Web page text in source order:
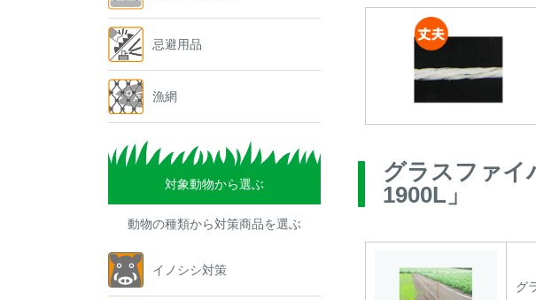
忌避用品
漁網
対象動物から選ぶ
動物の種類から対策商品を選ぶ
イノシシ対策
グラスファイ
1900L」
グ